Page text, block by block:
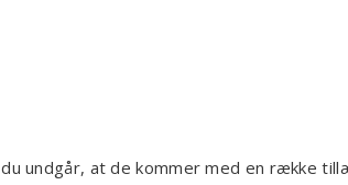
undgår, at de kommer med en række